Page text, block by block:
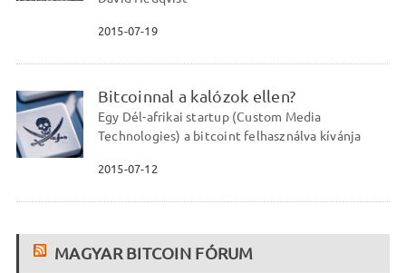
2015-07-19
Bitcoinnal a kalózok ellen?
Egy Dél-afrikai startup (Custom Media
Technologies) a bitcoint felhasználva kívánja
2015-07-12
MAGYAR BITCOIN FÓRUM